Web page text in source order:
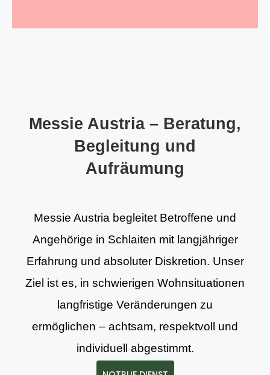
Messie Austria – Beratung,
Begleitung und
Aufräumung
Messie Austria begleitet Betroffene und
Angehörige in Schlaiten mit langjähriger
Erfahrung und absoluter Diskretion. Unser
Ziel ist es, in schwierigen Wohnsituationen
langfristige Veränderungen zu
ermöglichen – achtsam, respektvoll und
individuell abgestimmt.